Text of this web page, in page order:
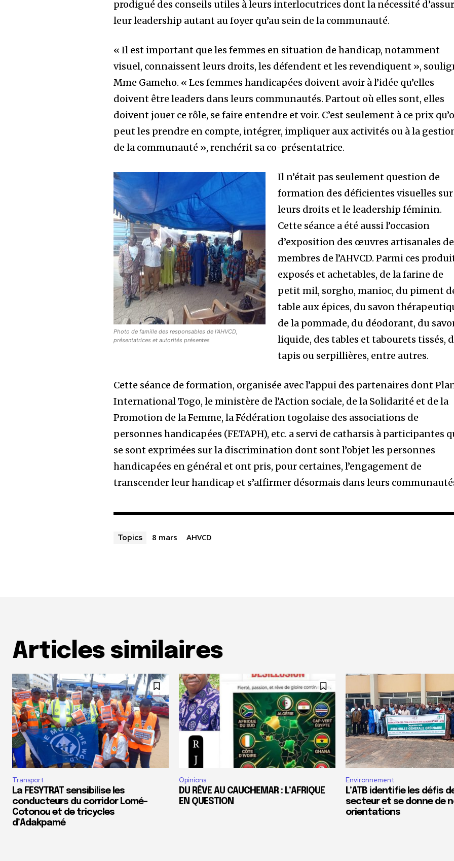
prodigué des conseils utiles à leurs interlocutrices dont la nécessité
leur leadership autant au foyer qu’au sein de la communauté.
« Il est important que les femmes en situation de handicap, notamment
visuel, connaissent leurs droits, les défendent et les revendiquent »,
Mme Gameho. « Les femmes handicapées doivent avoir à l’idée qu’elles
doivent être leaders dans leurs communautés. Partout où elles sont, elles
doivent jouer ce rôle, se faire entendre et voir. C’est seulement à ce prix
peut les prendre en compte, intégrer, impliquer aux activités ou à la
de la communauté », renchérit sa co-présentatrice.
Photo de famille des responsables de l’AHVCD,
présentatrices et autorités présentes
Il n’était pas seulement question de
formation des déficientes visuelles sur
leurs droits et le leadership féminin.
Cette séance a été aussi l’occasion
d’exposition des œuvres artisanales
membres de l’AHVCD. Parmi ces
exposés et achetables, de la farine de
petit mil, sorgho, manioc, du piment
table aux épices, du savon
de la pommade, du déodorant, du
liquide, des tables et tabourets tissés,
tapis ou serpillières, entre autres.
Cette séance de formation, organisée avec l’appui des partenaires dont
International Togo, le ministère de l’Action sociale, de la Solidarité et de la
Promotion de la Femme, la Fédération togolaise des associations de
personnes handicapées (FETAPH), etc. a servi de catharsis à participantes
se sont exprimées sur la discrimination dont sont l’objet les personnes
handicapées en général et ont pris, pour certaines, l’engagement de
transcender leur handicap et s’affirmer désormais dans leurs
Topics 8 mars AHVCD
Articles similaires
Transport
La FESYTRAT sensibilise les
conducteurs du corridor Lomé-
Cotonou et de tricycles
d’Adakpamé
Opinions
DU RÊVE AU CAUCHEMAR : L’AFRIQUE
EN QUESTION
Environnement
L’ATB identifie les défis
secteur et se donne de
orientations